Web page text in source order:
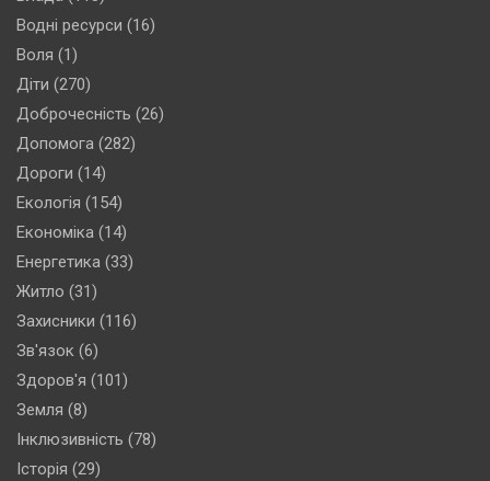
Водні ресурси (16)
Воля (1)
Діти (270)
Доброчесність (26)
Допомога (282)
Дороги (14)
Екологія (154)
Економіка (14)
Енергетика (33)
Житло (31)
Захисники (116)
Зв'язок (6)
Здоров'я (101)
Земля (8)
Інклюзивність (78)
Історія (29)